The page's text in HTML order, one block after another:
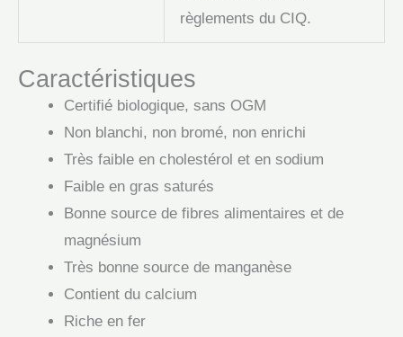
règlements du CIQ.
Caractéristiques
Certifié biologique, sans OGM
Non blanchi, non bromé, non enrichi
Très faible en cholestérol et en sodium
Faible en gras saturés
Bonne source de fibres alimentaires et de
magnésium
Très bonne source de manganèse
Contient du calcium
Riche en fer